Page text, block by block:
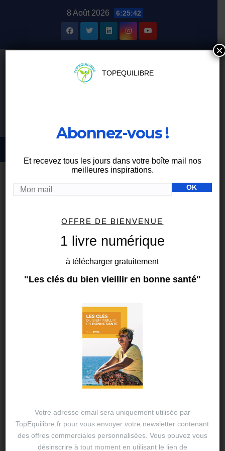
8 Août 2026 6:25:43
La sagesse du bien
manger
alimentation augmentée
alimentation équilibrée
habitudes alimentaires,
solutions nutritionnelles,
temps pour soi
TOPEQUILIBRE
Abonnez-vous !
Et recevez tous les jours dans votre boîte mail nos
meilleures inspirations.
OFFRE DE BIENVENUE
1 livre numérique
à télécharger gratuitement
"Les clés du bien vieillir en bonne santé"
Votre adresse email sera uniquement utilisée par
TopEquilibre.fr pour vous envoyer votre newsletter contenant
des offres commerciales personnalisées. Vous pouvez vous
désinscrire à tout moment en utilisant le lien de
×